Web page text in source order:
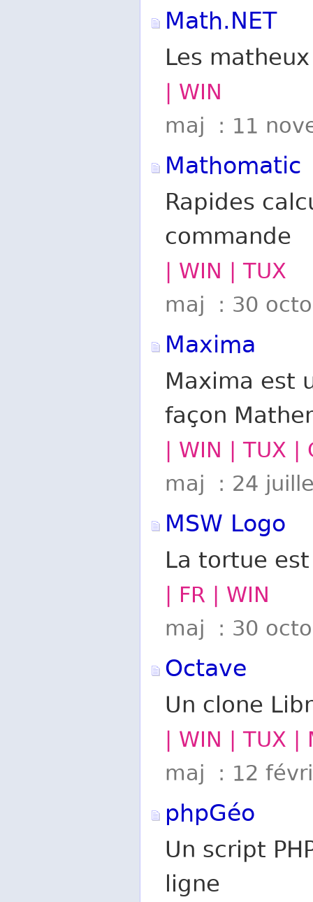
Math.NET
Les
| WIN
maj : 11
Mathomatic
Rapides
commande
| WIN | TUX
maj : 30
Maxima
Maxima est
façon
| WIN | TUX |
maj : 24
MSW Logo
La tortue
| FR | WIN
maj : 30
Octave
Un clone
| WIN | TUX |
maj : 12
phpGéo
Un script
ligne